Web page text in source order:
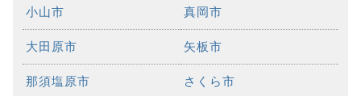
小山市 真岡市
大田原市 矢板市
那須塩原市 さくら市